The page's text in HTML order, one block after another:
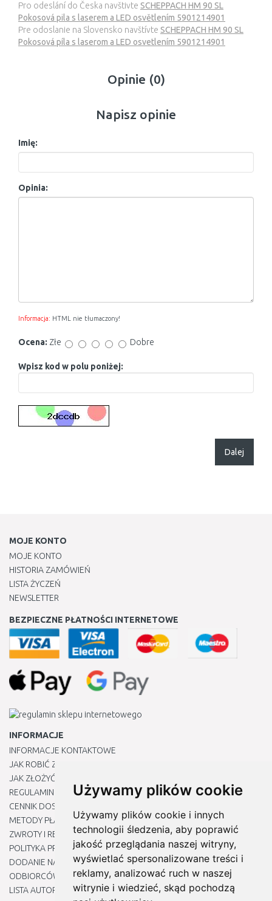
Używamy plików cookie
Używamy plików cookie i innych
technologii śledzenia, aby poprawić
jakość przeglądania naszej witryny,
wyświetlać spersonalizowane treści i
reklamy, analizować ruch w naszej
witrynie i wiedzieć, skąd pochodzą
Pro odeslání do Česka navštivte SCHEPPACH HM 90 SL
Pokosová pila s laserem a LED osvětlením 5901214901
Pre odoslanie na Slovensko navštívte SCHEPPACH HM 90 SL
Pokosová píla s laserom a LED osvetlením 5901214901
Opinie (0)
Napisz opinie
Imię:
Opinia:
Informacja: HTML nie tłumaczony!
Ocena: Złe Dobre
Wpisz kod w polu poniżej:
Dalej
MOJE KONTO
MOJE KONTO
HISTORIA ZAMÓWIEŃ
LISTA ŻYCZEŃ
NEWSLETTER
BEZPIECZNE PŁATNOŚCI INTERNETOWE
INFORMACJE
INFORMACJE KONTAKTOWE
JAK ROBIĆ ZAKUPY ?
JAK ZŁOŻYĆ REKLAMACJĘ
REGULAMIN
CENNIK DOSTAWY
METODY PŁATNOŚCI
ZWROTY I REKLAMACJE PRODUKTÓW
POLITYKA PRYWATNOŚCI
DODANIE NASZYCH ADRESÓW E-MAIL DO LISTY ZAUFANYCH
ODBIORCÓW
LISTA AUTORYZOWANYCH CENTRÓW SERWISOWYCH